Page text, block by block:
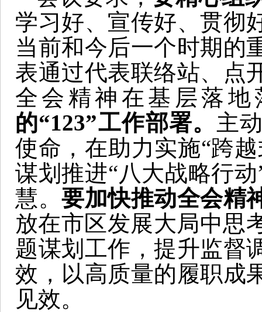
学习好、宣传好、贯彻
当前和今后一个时期的
表通过代表联络站、点
全会精神在基层落地
的“123”工作部署。 主
使命，在助力实施“跨
谋划推进“八大战略行
慧。要加快推动全会精
放在市区发展大局中思
题谋划工作，提升监督
效，以高质量的履职成
见效。